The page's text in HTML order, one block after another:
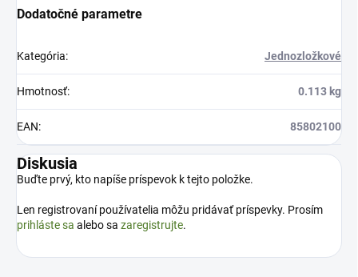
Dodatočné parametre
Kategória: Jednozložkové
Hmotnosť: 0.113 kg
EAN: 85802100
Diskusia
Buďte prvý, kto napíše príspevok k tejto položke.
Len registrovaní používatelia môžu pridávať príspevky. Prosím
prihláste sa alebo sa zaregistrujte.